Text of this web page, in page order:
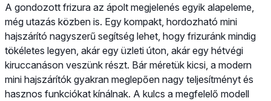
A gondozott frizura az ápolt megjelenés egyik alapeleme,
még utazás közben is. Egy kompakt, hordozható mini
hajszárító nagyszerű segítség lehet, hogy frizuránk mindig
tökéletes legyen, akár egy üzleti úton, akár egy hétvégi
kiruccanáson veszünk részt. Bár méretük kicsi, a modern
mini hajszárítók gyakran meglepően nagy teljesítményt és
hasznos funkciókat kínálnak. A kulcs a megfelelő modell